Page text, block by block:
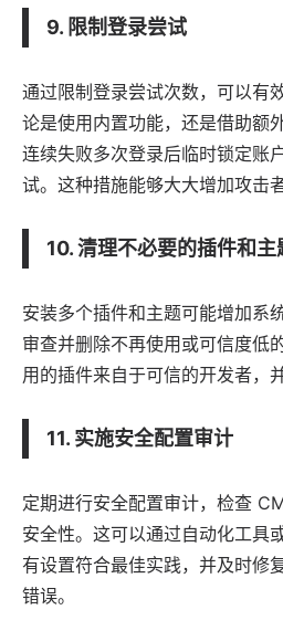
9. 限制登录尝试
通过限制登录尝试次数，可以有
论是使用内置功能，还是借助额
连续失败多次登录后临时锁定账
试。这种措施能够大大增加攻击
10. 清理不必要的插件和主
安装多个插件和主题可能增加系
审查并删除不再使用或可信度低
用的插件来自于可信的开发者，
11. 实施安全配置审计
定期进行安全配置审计，检查
安全性。这可以通过自动化工具
有设置符合最佳实践，并及时修
错误。